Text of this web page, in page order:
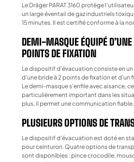
​Le Dräger PARAT 3160 protège
un large éventail de gaz industriels
15 minutes. Il est certifié conforme à la
DEMI-MASQUE ÉQUIPÉ
POINTS DE FIXATION
​Le dispositif d’évacuation consiste en
d’une bride à 2 points de fixation et d’un
Le demi-masque s’enfile avec aisance,
particulièrement important dans les
plus, il permet une communication fiable.
PLUSIEURS OPTIONS DE
​Le dispositif d’évacuation est doté en
pour ceinturon. Quatre options de
sont disponibles : pince crocodile,